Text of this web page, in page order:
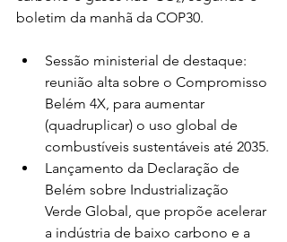
boletim da manhã da COP30.
Sessão ministerial de destaque:
reunião alta sobre o Compromisso
Belém 4X, para aumentar
(quadruplicar) o uso global de
combustíveis sustentáveis até 2035.
Lançamento da Declaração de
Belém sobre Industrialização
Verde Global, que propõe acelerar
a indústria de baixo carbono e a